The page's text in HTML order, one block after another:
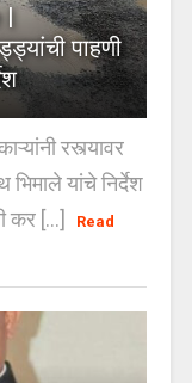
|
पाहणी
रस्त्यावर
यांचे निर्देश
कर [...]
Read